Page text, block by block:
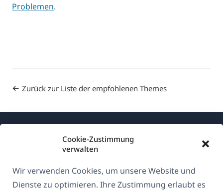
Cookie-Zustimmung
verwalten
Wir verwenden Cookies, um unsere Website und
Dienste zu optimieren. Ihre Zustimmung erlaubt es
Problemen.
Zurück zur Liste der empfohlenen Themes
Über WPML